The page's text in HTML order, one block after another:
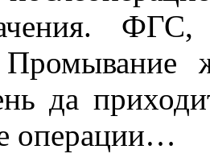
Промывание
да
операции…